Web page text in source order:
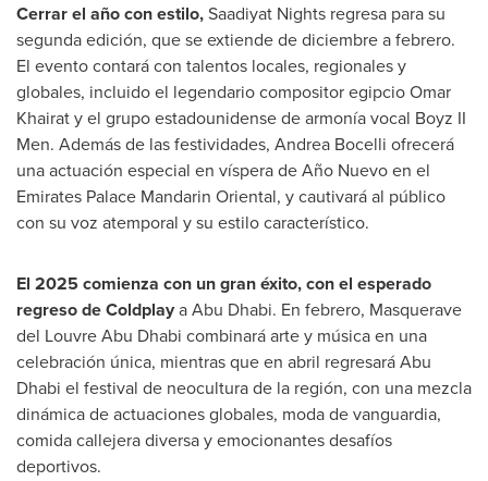
Cerrar el año con estilo,Saadiyat Nights regresa para su
segunda edición, que se extiende de diciembre a febrero.
El evento contará con talentos locales, regionales y
globales, incluido el legendario compositor egipcioOmar
Khairaty el grupo estadounidense de armonía vocal Boyz II
Men. Además de las festividades, Andrea Bocelli ofrecerá
una actuación especial en víspera de Año Nuevo en el
Emirates Palace Mandarin Oriental, y cautivará al público
con su voz atemporal y su estilo característico.
El 2025 comienza con un gran éxito, con el esperado
regreso de ColdplayaAbu Dhabi. En febrero, Masquerave
del Louvre Abu Dhabi combinará arte y música en una
celebración única, mientras que en abril regresaráAbu
Dhabi el festival de neocultura de la región, con una mezcla
dinámica de actuaciones globales, moda de vanguardia,
comida callejera diversa y emocionantes desafíos
deportivos.